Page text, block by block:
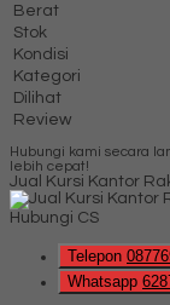
Berat
Stok
Kondisi
Kategori
Dilihat
Review
Hubungi kami secara
lebih cepat!
Jual Kursi Kantor
Hubungi CS
Telepon
Whatsapp